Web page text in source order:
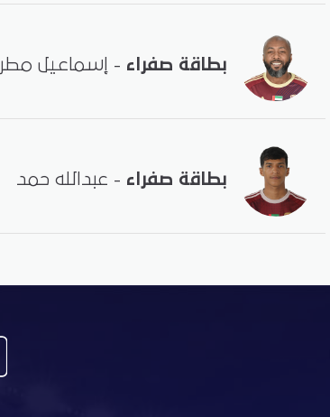
بطاقة صفراء - إسماعيل مطر
بطاقة صفراء - عبدالله حمد